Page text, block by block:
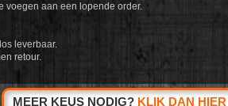
voegen aan een lopende order.
leverbaar.
retour.
MEER KEUS NODIG? KLIK DAN